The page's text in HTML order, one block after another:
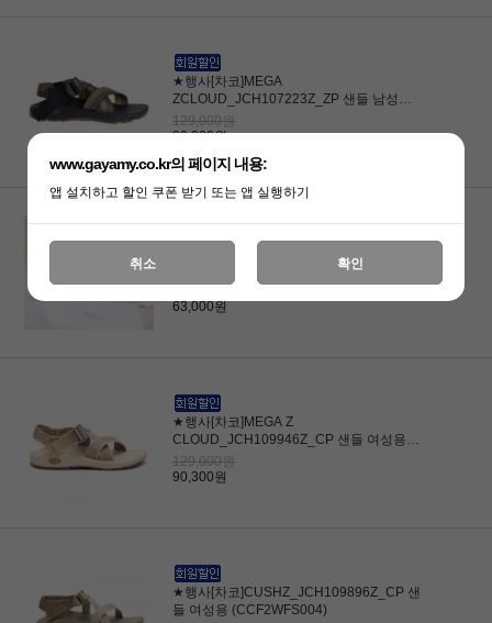
★행사[차코]MEGA
ZCLOUD_JCH107223Z_ZP 샌들 남성용
(CCF2MFS007)
129,000원
90,300원
63,000원
★행사[차코]MEGA Z
CLOUD_JCH109946Z_CP 샌들 여성용
(CCF2WFS010)
129,000원
90,300원
★행사[차코]CUSHZ_JCH109896Z_CP 샌
들 여성용 (CCF2WFS004)
www.gayamy.co.kr의 페이지 내용:
앱 설치하고 할인 쿠폰 받기 또는 앱 실행하기
취소 확인